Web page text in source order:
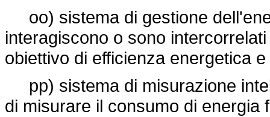
oo) sistema di gestione
interagiscono o sono
obiettivo di efficienza energetica
pp) sistema di misurazione
di misurare il consumo di energia